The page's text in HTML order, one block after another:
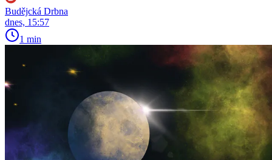
Budějcká Drbna
dnes, 15:57
1 min